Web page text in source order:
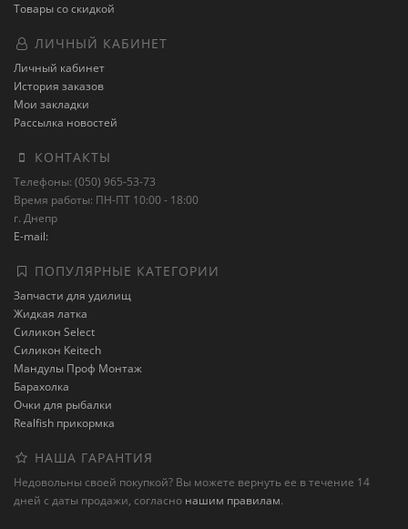
Товары со скидкой
ЛИЧНЫЙ КАБИНЕТ
Личный кабинет
История заказов
Мои закладки
Рассылка новостей
КОНТАКТЫ
Телефоны: (050) 965-53-73
Время работы: ПН-ПТ 10:00 - 18:00
г. Днепр
E-mail:
ПОПУЛЯРНЫЕ КАТЕГОРИИ
Запчасти для удилищ
Жидкая латка
Силикон Select
Силикон Keitech
Мандулы Проф Монтаж
Барахолка
Очки для рыбалки
Realfish прикормка
НАША ГАРАНТИЯ
Недовольны своей покупкой? Вы можете вернуть ее в течение 14
дней с даты продажи, согласно нашим правилам.